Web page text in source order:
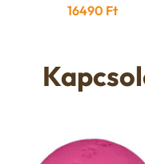
több
A
16490 Ft